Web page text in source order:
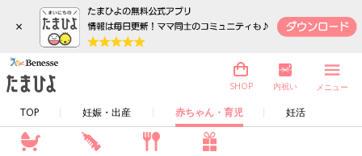
×
TOP 妊娠・出産 赤ちゃん・育児 妊活
SHOP 内祝い メニュー